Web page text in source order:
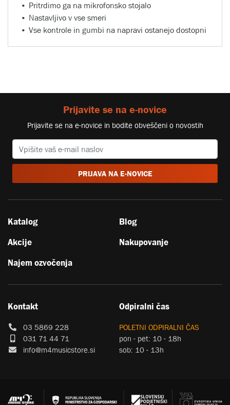
Pritrdimo ga na mikrofonsko stojalo
Nastavljivo v vse smeri
Vse kontrole in gumbi na napravi ostanejo dostopni
Prijavite se na e-novice
Prijavite se na e-novice in bodite obveščeni o novostih
PRIJAVA NA E-NOVICE
Katalog
Akcije
Najem ozvočenja
Blog
Nakupovanje
Kontakt
03 5869 228
031 71 44 71
info@m4musicstore.si
Odpiralni čas
POLETNI ODPIRALNI ČAS
pon - pet: 10 - 18h
sob: 10 - 13h